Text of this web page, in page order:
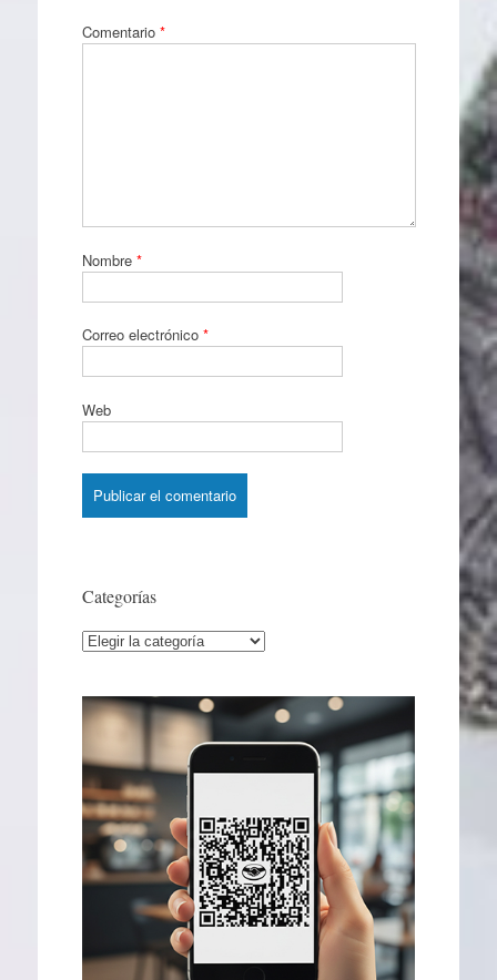
Comentario *
Nombre *
Correo electrónico *
Web
Categorías
Categorías